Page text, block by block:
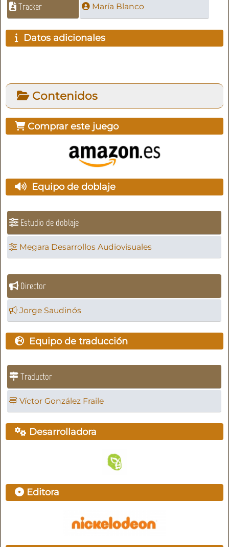
Tracker María Blanco
Datos adicionales
Contenidos
Comprar este juego
Equipo de doblaje
Estudio de doblaje
Megara Desarrollos Audiovisuales
Director
Jorge Saudinós
Equipo de traducción
Traductor
Víctor González Fraile
Desarrolladora
Editora